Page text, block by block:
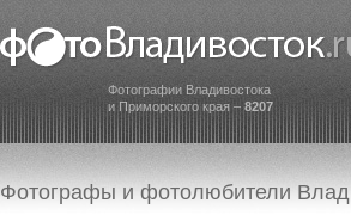
Фотографии Владивостока
и Приморского края – 8207
Фотографы и фотолюбители